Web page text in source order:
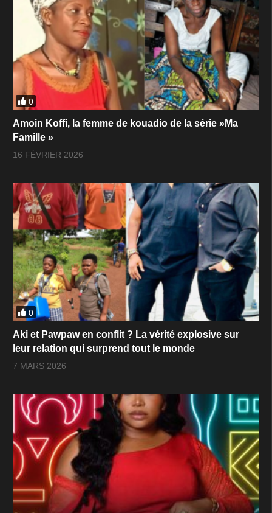
0
Amoin Koffi, la femme de kouadio de la série »Ma
Famille »
16 FÉVRIER 2026
0
Aki et Pawpaw en conflit ? La vérité explosive sur
leur relation qui surprend tout le monde
7 MARS 2026